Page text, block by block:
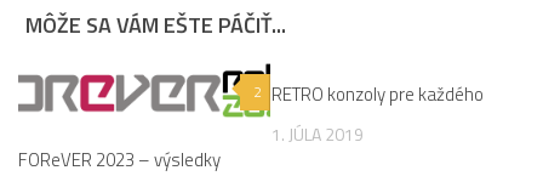
MÔŽE SA VÁM EŠTE PÁČIŤ...
2
FOReVER 2023 – výsledky
RETRO konzoly pre každého
1. JÚLA 2019